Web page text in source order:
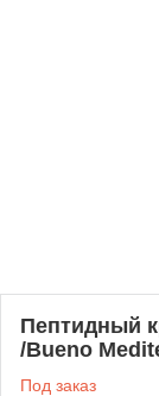
Пептидный
/Bueno
Под заказ